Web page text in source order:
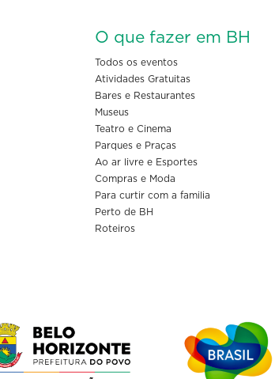
O que fazer em BH
Todos os eventos
Atividades Gratuitas
Bares e Restaurantes
Museus
Teatro e Cinema
Parques e Praças
Ao ar livre e Esportes
Compras e Moda
Para curtir com a familia
Perto de BH
Roteiros